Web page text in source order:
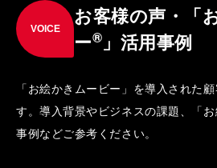
VOICE
お客様の声・「
ー® 」活用事例
「お絵かきムービー」を導入された
す。導入背景やビジネスの課題、「
事例などご参考ください。